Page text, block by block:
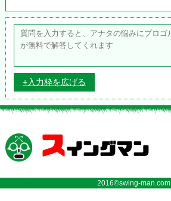
+入力枠を広げる
スイングマン
2016©swing-man.com